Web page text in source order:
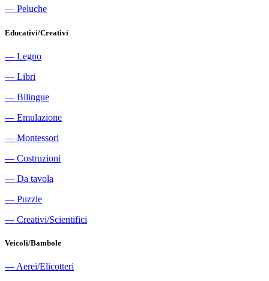
― Peluche
Educativi/Creativi
― Legno
― Libri
― Bilingue
― Emulazione
― Montessori
― Costruzioni
― Da tavola
― Puzzle
― Creativi/Scientifici
Veicoli/Bambole
― Aerei/Elicotteri